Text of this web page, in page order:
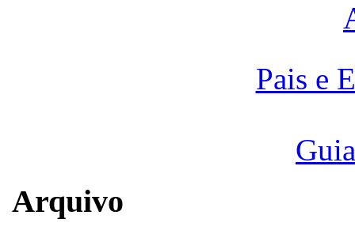
Pais e
Arquivo